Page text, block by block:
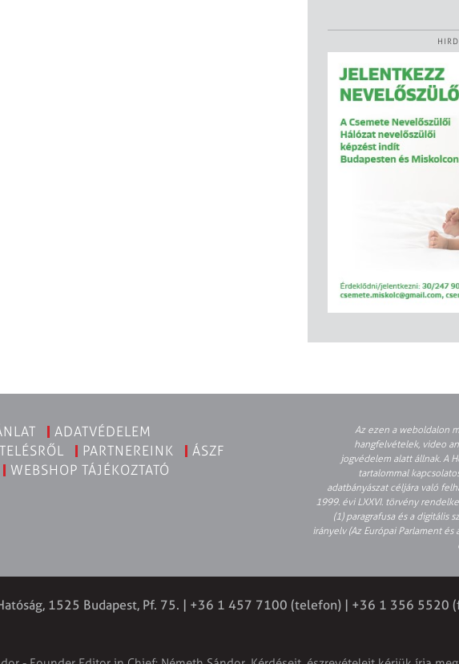
ADATVÉDELEM
PARTNEREINK
ÁSZF
WEBSHOP TÁJÉKOZTATÓ
Az ezen a weboldalon
hangfelvételek, video
jogvédelem alatt állnak. A
tartalommal
adatbányászat céljára való
1999. évi LXXVI. törvény
(1) paragrafusa és a digitális
irányelv (Az Európai Parlament és
1525 Budapest, Pf. 75. | +36 1 457 7100 (telefon) | +36 1 356 5520